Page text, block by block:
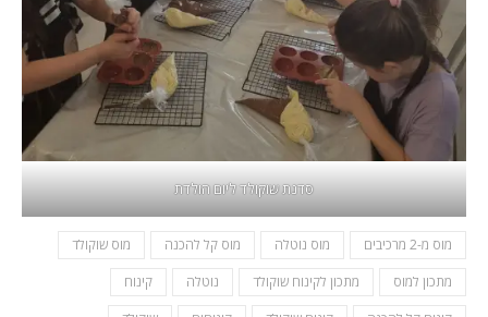
סדנת שוקולד ליום הולדת
מוס מ-2 מרכיבים מוס נוטלה מוס קל להכנה
מוס שוקולד
מתכון למוס
מתכון לקינוח שוקולד נוטלה
קינוח